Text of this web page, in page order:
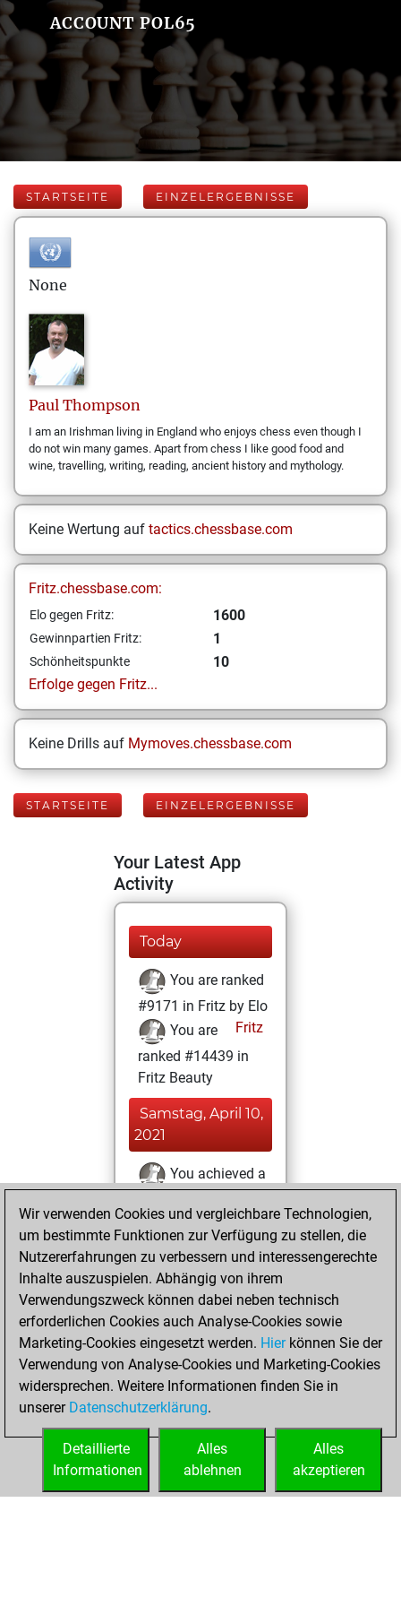
ACCOUNT POL65
STARTSEITE EINZELERGEBNISSE
None
Paul Thompson
I am an Irishman living in England who enjoys chess even though I
do not win many games. Apart from chess I like good food and
wine, travelling, writing, reading, ancient history and mythology.
Keine Wertung auf tactics.chessbase.com
Fritz.chessbase.com:
Elo gegen Fritz: 1600
Gewinnpartien Fritz: 1
Schönheitspunkte
10
Erfolge gegen Fritz...
Keine Drills auf Mymoves.chessbase.com
STARTSEITE EINZELERGEBNISSE
Your Latest App
Activity
Today
You are ranked
#9171 in Fritz by Elo
Fritz
You are
ranked #14439 in
Fritz Beauty
Samstag, April 10,
2021
You achieved a
Fritz
You
achieved a new Elo
of 1600
Montag, Januar 4,
2021
You won
against Fritz
Fritz
You created
your Fritz account
Wir verwenden Cookies und vergleichbare Technologien,
um bestimmte Funktionen zur Verfügung zu stellen, die
Nutzererfahrungen zu verbessern und interessengerechte
Inhalte auszuspielen. Abhängig von ihrem
Verwendungszweck können dabei neben technisch
erforderlichen Cookies auch Analyse-Cookies sowie
Marketing-Cookies eingesetzt werden. Hierkönnen Sie der
Verwendung von Analyse-Cookies und Marketing-Cookies
widersprechen. Weitere Informationen finden Sie in
unserer Datenschutzerklärung.
Alles
akzeptieren
Alles
ablehnen
Detaillierte
Informationen